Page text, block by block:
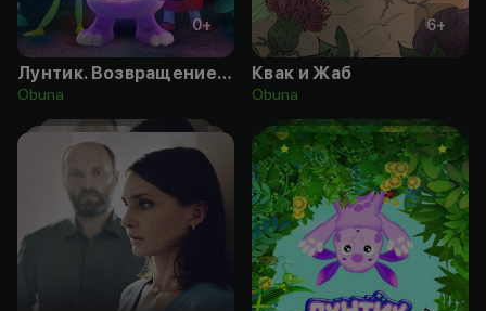
0+
Лунтик. Возвращение домой
Obuna
6+
Квак и Жаб
Obuna